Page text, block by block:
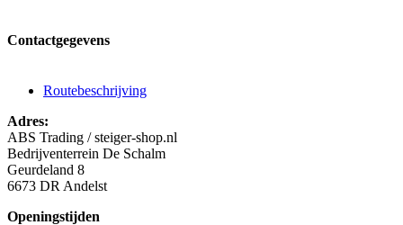
Contactgegevens
Routebeschrijving
Adres:
ABS Trading / steiger-shop.nl
Bedrijventerrein De Schalm
Geurdeland 8
6673 DR Andelst
Openingstijden